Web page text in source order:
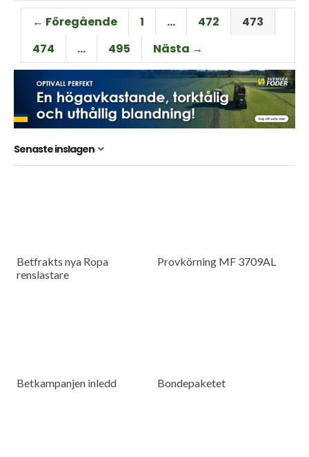
← Föregående 1 … 472
473
474
… 495 Nästa →
Senaste inslagen
Betfrakts nya Ropa
renslastare
Provkörning MF 3709AL
Betkampanjen inledd Bondepaketet